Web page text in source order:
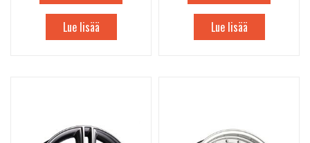
Lue lisää Lue lisää